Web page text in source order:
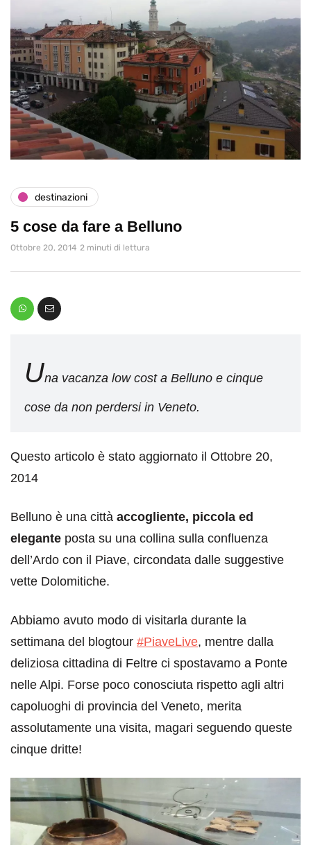
destinazioni
5 cose da fare a Belluno
Ottobre 20, 2014 2 minuti di lettura
Una vacanza low cost a Belluno e cinque
cose da non perdersi in Veneto.
Questo articolo è stato aggiornato il Ottobre 20,
2014
Belluno è una città accogliente, piccola ed
elegante posta su una collina sulla confluenza
dell’Ardo con il Piave, circondata dalle suggestive
vette Dolomitiche.
Abbiamo avuto modo di visitarla durante la
settimana del blogtour #PiaveLive, mentre dalla
deliziosa cittadina di Feltre ci spostavamo a Ponte
nelle Alpi. Forse poco conosciuta rispetto agli altri
capoluoghi di provincia del Veneto, merita
assolutamente una visita, magari seguendo queste
cinque dritte!